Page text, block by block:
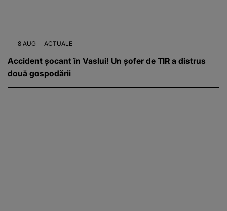
8 AUG ACTUALE
Accident șocant în Vaslui! Un șofer de TIR a distrus
două gospodării